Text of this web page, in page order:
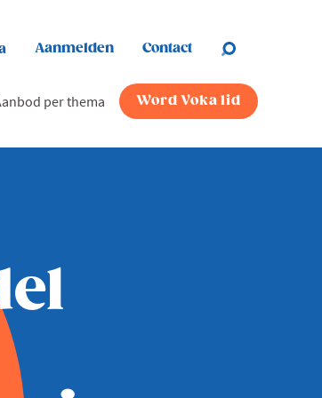
Aanmelden Contact
per thema Word Voka lid